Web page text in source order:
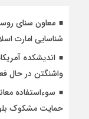
معاون سنای
شناسایی امارت
اندیشکده
واشنگتن در حال
سوءاستفاده
حمایت مشکوک